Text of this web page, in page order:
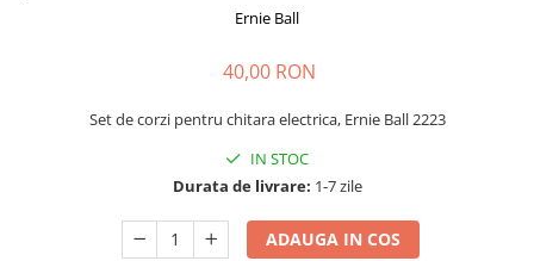
Microfoane de voce si live
Microfoane lavaliera si headset
Microfoane podcast, USB, iOS /
Microfoane pt Camere Video
Ernie Ball
40,00 RON
Set de corzi pentru chitara electrica, Ernie Ball 2223
IN STOC
Durata de livrare: 1-7 zile
ADAUGA IN COS